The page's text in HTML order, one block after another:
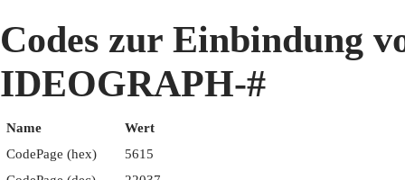
Codes zur Einbindung
IDEOGRAPH-#
Name
Wert
CodePage (hex)
5615